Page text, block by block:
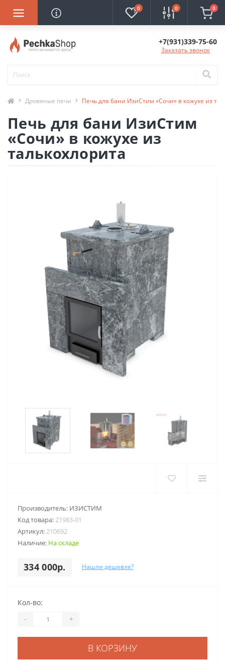
0 0 0
+7(931)339-75-60
Заказать звонок
Дровяные печи Печь для бани ИзиСтим «Сочи» в кожухе из
Печь для бани ИзиСтим
«Сочи» в кожухе из
талькохлорита
Производитель: ИЗИСТИМ
Код товара:21983-01
Артикул:210692
Наличие: На складе
334 000р. Нашли дешевле?
Кол-во:
- +
В КОРЗИНУ